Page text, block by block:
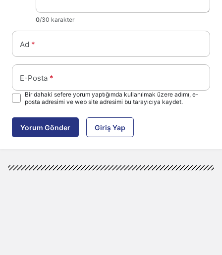
0/30 karakter
Ad *
E-Posta *
Bir dahaki sefere yorum yaptığımda kullanılmak üzere adımı, e-
posta adresimi ve web site adresimi bu tarayıcıya kaydet.
Yorum Gönder Giriş Yap